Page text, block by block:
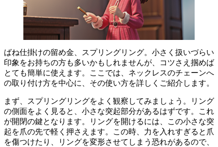
ばね仕掛けの留め金 、スプリングリング。小さく扱いづらい
印象をお持ちの方も多いかもしれませんが、コツさえ掴めば
とても簡単に使えます。ここでは、ネックレスのチェーンへ
の取り付け方を中心に、その使い方を詳しくご紹介します。
まず、 スプリングリングをよく観察 してみましょう。リング
の側面をよく見ると、小さな突起部分があるはずです。これ
が開閉の鍵となります。リングを開けるには、この小さな突
起を爪の先で軽く押さえ ます。この時、力を入れすぎると爪
を傷つけたり、リングを変形させてしまう恐れがあるので、